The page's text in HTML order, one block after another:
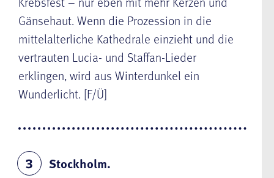
Gänsehaut. Wenn die Prozession in die
mittelalterliche Kathedrale einzieht und die
vertrauten Lucia- und Staffan-Lieder
erklingen, wird aus Winterdunkel ein
Wunderlicht. [F/Ü]
3
Stockholm.